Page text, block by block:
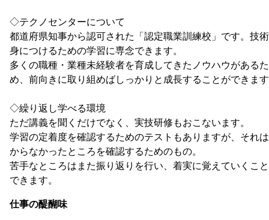
◇テクノセンターについて
都道府県知事から認可された「認定職業訓練校」です。技
身につけるための学習に専念できます。
多くの職種・業種未経験者を育成してきたノウハウがあるた
め、前向きに取り組めばしっかりと成長することができま
◇繰り返し学べる環境
ただ講義を聞くだけでなく、実技研修もおこないます。
学習の定着度を確認するためのテストもありますが、それ
からなかったところを確認するためのもの。
苦手なところはまた振り返りを行い、着実に覚えていくこ
できます。
仕事の醍醐味